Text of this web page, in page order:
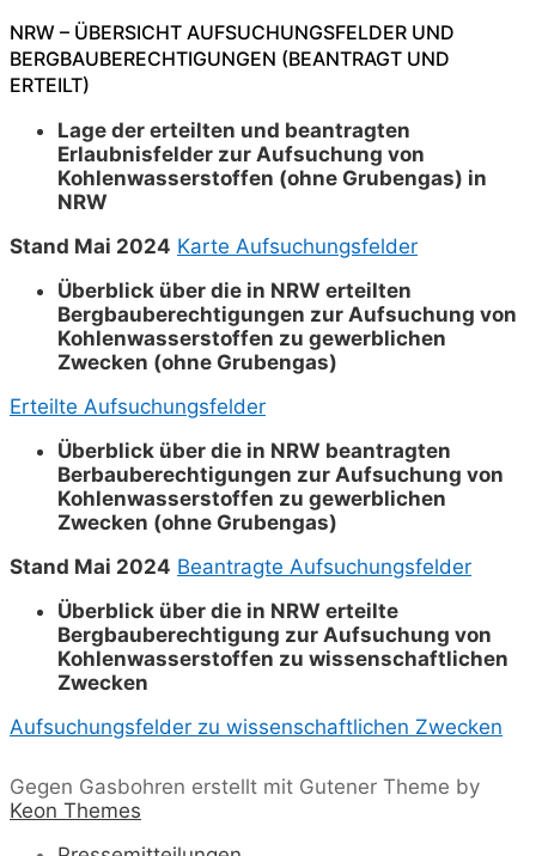
NRW – ÜBERSICHT AUFSUCHUNGSFELDER UND
BERGBAUBERECHTIGUNGEN (BEANTRAGT UND
ERTEILT)
Lage der erteilten und beantragten
Erlaubnisfelder zur Aufsuchung von
Kohlenwasserstoffen (ohne Grubengas) in
NRW
Stand Mai 2024 Karte Aufsuchungsfelder
Überblick über die in NRW erteilten
Bergbauberechtigungen zur Aufsuchung von
Kohlenwasserstoffen zu gewerblichen
Zwecken (ohne Grubengas)
Erteilte Aufsuchungsfelder
Überblick über die in NRW beantragten
Berbauberechtigungen zur Aufsuchung von
Kohlenwasserstoffen zu gewerblichen
Zwecken (ohne Grubengas)
Stand Mai 2024 Beantragte Aufsuchungsfelder
Überblick über die in NRW erteilte
Bergbauberechtigung zur Aufsuchung von
Kohlenwasserstoffen zu wissenschaftlichen
Zwecken
Aufsuchungsfelder zu wissenschaftlichen Zwecken
Gegen Gasbohren erstellt mit Gutener Theme by
Keon Themes